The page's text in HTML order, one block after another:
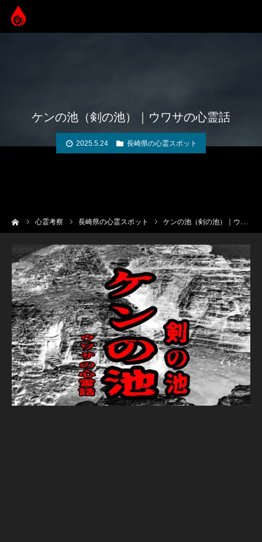
ケンの池（剣の池）｜ウワサの心霊話
2025.5.24 長崎県の心霊スポット
心霊考察 長崎県の心霊スポット ケンの池（剣の池）｜ウワサの心霊話